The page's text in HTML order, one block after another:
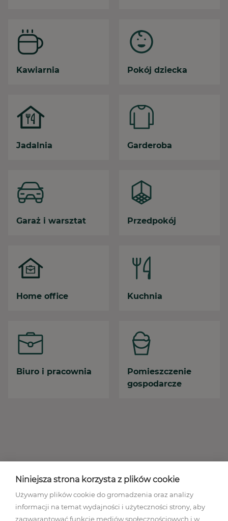
Kawiarnia Pokój dziecka
Jadalnia Garderoba
Garaż i warsztat Przedpokój
Home office Kuchnia
Biuro i pracownia
Pomieszczenie
gospodarcze
Niniejsza strona korzysta z plików cookie
Używamy plików cookie do gromadzenia oraz analizy
informacji na temat wydajności i użyteczności strony, aby
zagwarantować funkcje mediów społecznościowych i w